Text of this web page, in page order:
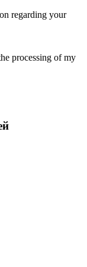
regarding your
processing of my